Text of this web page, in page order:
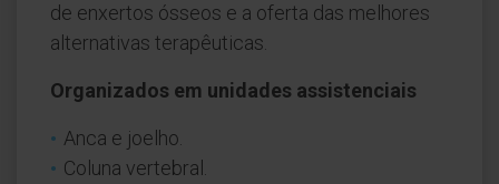
de enxertos ósseos e a oferta das melhores
alternativas terapêuticas.
Organizados em unidades assistenciais
Anca e joelho.
Coluna vertebral.